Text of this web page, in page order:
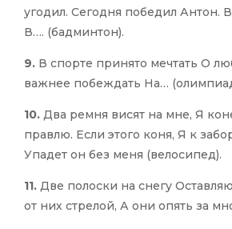
угодил. Сегодня победил Антон.
В…. (бадминтон).
9. В спорте принято мечтать О
важнее побеждать На…
10. Два ремня висят на мне, Я
правлю. Если этого коня, Я к
Упадет он без меня (велосипед).
11. Две полоски на снегу
от них стрелой, А они опять за